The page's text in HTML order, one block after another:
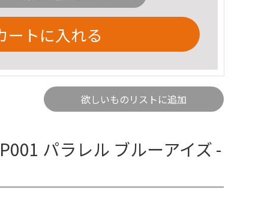
ートに入れる
欲しいものリストに追加
パラレル ブルーアイズ -